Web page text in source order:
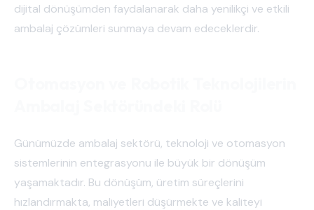
dijital dönüşümden faydalanarak daha yenilikçi ve etkili
ambalaj çözümleri sunmaya devam edeceklerdir.
Günümüzde ambalaj sektörü, teknoloji ve otomasyon
sistemlerinin entegrasyonu ile büyük bir dönüşüm
yaşamaktadır. Bu dönüşüm, üretim süreçlerini
hızlandırmakta, maliyetleri düşürmekte ve kaliteyi